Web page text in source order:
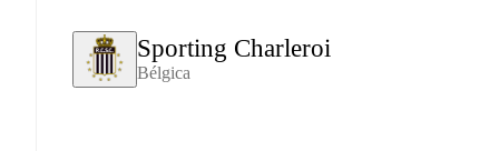
Sporting Charleroi
Bélgica